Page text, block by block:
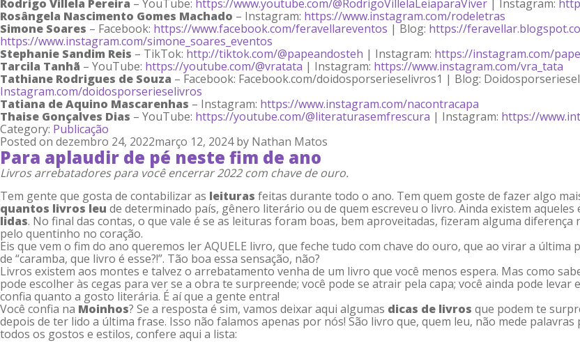
Rodrigo Villela Pereira – YouTube: https://www.youtube.com/@RodrigoVillelaLeiaparaViver | Instagram:
Rosângela Nascimento Gomes Machado – Instagram: https://www.instagram.com/rodeletras
Simone Soares – Facebook: https://www.facebook.com/feravellareventos | Blog: https://
https://www.instagram.com/simone_soares_eventos
Stephanie Sandim Reis – TikTok: http://tiktok.com/@papeandosteh | Instagram: https://instagram.com/
Tarcila Tanhã – YouTube: https://youtube.com/@vratata | Instagram: https://www.instagram.com/vra_tata
Tathiane Rodrigues de Souza – Facebook: Facebook.com/doidosporserieselivros1 | Blog:
Instagram.com/doidosporserieselivros
Tatiana de Aquino Mascarenhas – Instagram: https://www.instagram.com/nacontracapa
Thaise Gonçalves Dias – YouTube: https://youtube.com/@literaturasemfrescura | Instagram: https://
Category: Publicação
Posted on dezembro 24, 2022março 12, 2024 by Nathan Matos
Para aplaudir de pé neste fim de ano
Livros arrebatadores para você encerrar 2022 com chave de ouro.
Tem gente que gosta de contabilizar as leituras feitas durante todo o ano. Tem quem goste de fazer algo
quantos livros leu de determinado país, gênero literário ou de quem escreveu o livro. Ainda existem aqueles
lidas. No final das contas, o que vale é se as leituras foram boas, bem aproveitadas, fizeram alguma diferença
pelo quentinho no coração.
Eis que vem o fim do ano queremos ler AQUELE livro, que feche tudo com chave do ouro, que ao virar a
de “caramba, que livro é esse?!”. Tão boa essa sensação, não?
Livros existem aos montes e talvez o arrebatamento venha de um livro que você menos espera. Mas como
pode escolher às cegas para ver se a obra te surpreende; você pode se atrair pela capa; você ainda pode levar
confia quanto a gosto literária. É aí que a gente entra!
Você confia na Moinhos? Se a resposta é sim, vamos deixar aqui algumas dicas de livros que podem te
depois de ter lido a última frase. Isso não falamos apenas por nós! São livro que, quem leu, não mede
todos os gostos e estilos, confere aqui a lista: